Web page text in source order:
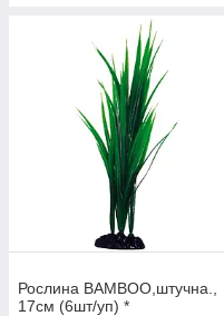
Рослина BAMBOO,штучна.,
17см (6шт/уп) *